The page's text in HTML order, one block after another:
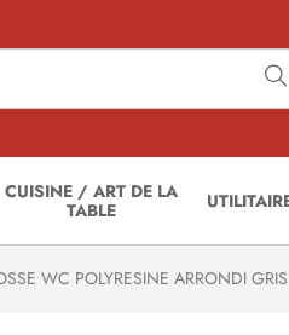
CUISINE / ART DE LA
TABLE
WC POLYRESINE ARRONDI